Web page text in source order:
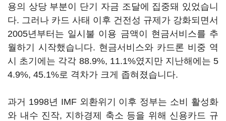
용의 상당 부분이 단기 자금 조달에 집중돼 있었습니
다. 그러나 카드 사태 이후 건전성 규제가 강화되면서
2005년부터는 일시불 이용 금액이 현금서비스를 추
월하기 시작했습니다. 현금서비스와 카드론 비중 역
시 초기에는 각각 88.9%, 11.1%였지만 지난해에는 5
4.9%, 45.1%로 격차가 크게 좁혀졌습니다.
과거 1998년 IMF 외환위기 이후 정부는 소비 활성화
와 내수 진작, 지하경제 축소 등을 위해 신용카드 규